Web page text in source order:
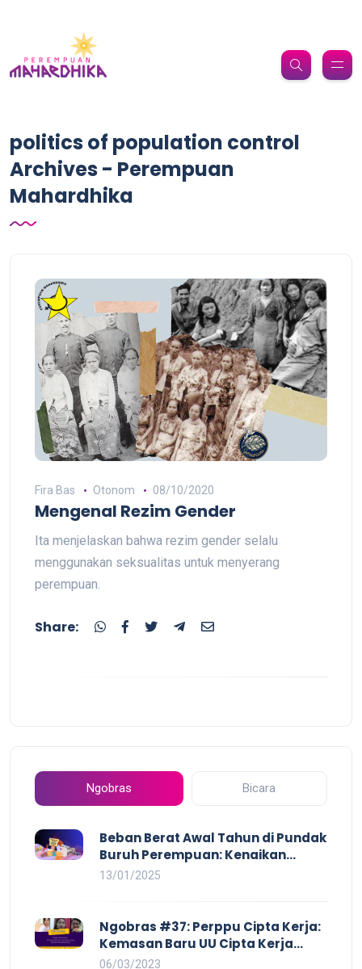
politics of population control
Archives - Perempuan
Mahardhika
Fira Bas Otonom 08/10/2020
Mengenal Rezim Gender
Ita menjelaskan bahwa rezim gender selalu
menggunakan seksualitas untuk menyerang
perempuan.
Share:
Ngobras Bicara
Beban Berat Awal Tahun di Pundak
Buruh Perempuan: Kenaikan
Harga yang Mencekik, Ancaman
13/01/2025
Ngobras #37: Perppu Cipta Kerja:
Kemasan Baru UU Cipta Kerja
yang Semakin Merugikan Buruh
06/03/2023